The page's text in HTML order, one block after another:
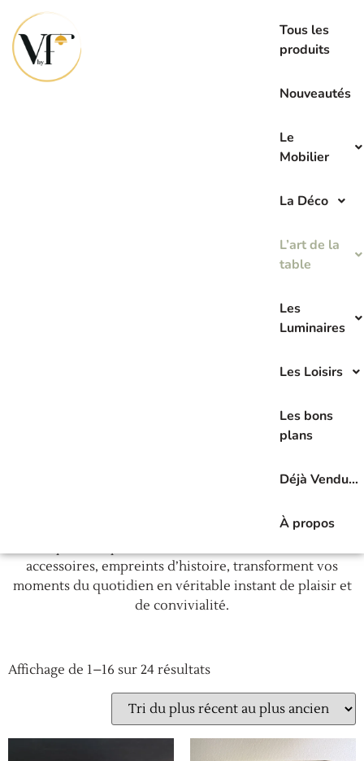
Tous les
produits
Nouveautés
Le
Mobilier
La Déco
L’art de la
table
Les
Luminaires
Les Loisirs
Les bons
plans
Déjà Vendu…
À propos
vintage qui apportent une touche
d’élégance unique et pleine de caractère à votre table.
authenticité. Vous trouverez dans cette catégories des
sucriers et des bonbonnières, des plateaux de service ou
nobles. Que ce soit pour un usage pratique ou
accessoires, empreints d’histoire, transforment vos
moments du quotidien en véritable instant de plaisir et
de convivialité.
Affichage de 1–16 sur 24 résultats